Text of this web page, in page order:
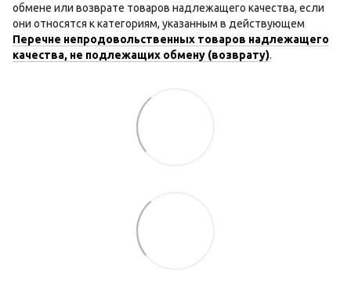
обмене или возврате товаров надлежащего качества, если
они относятся к категориям, указанным в действующем
Перечне непродовольственных товаров надлежащего
качества, не подлежащих обмену (возврату).